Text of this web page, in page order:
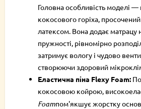
Головна особливість моделі
кокосового горіха,
латексом. Вона додає матрацу
пружності, рівномірно
затримує вологу і чудово
створюючи здоровий
Еластична піна Flexy Foam:
кокосовою койрою,
Foamпом'якшує жорстку